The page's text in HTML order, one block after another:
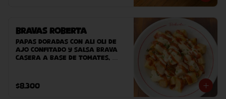
Bravas Roberta
Papas doradas con ali oli de
ajo confitado y salsa brava
casera a base de tomates,
$8.300